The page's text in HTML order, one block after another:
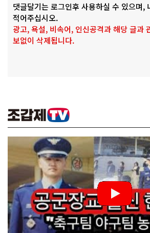
댓글달기는 로그인후 사용하실 수 있으며,
적어주십시오.
광고, 욕설, 비속어, 인신공격과 해당 글과
보없이 삭제됩니다.